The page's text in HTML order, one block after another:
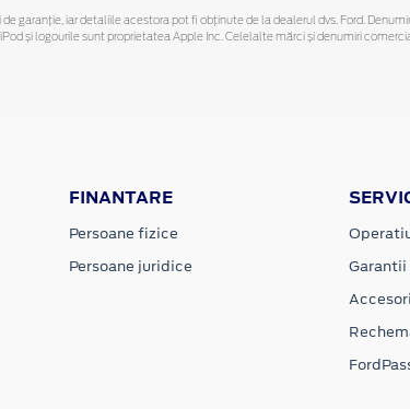
garanție, iar detaliile acestora pot fi obținute de la dealerul dvs. Ford.
și logourile sunt proprietatea Apple Inc. Celelalte mărci și denumiri
FINANTARE
Persoane fizice
Persoane juridice
Garantii